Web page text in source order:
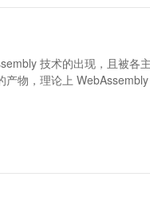
技术的出现，且被
物，理论上